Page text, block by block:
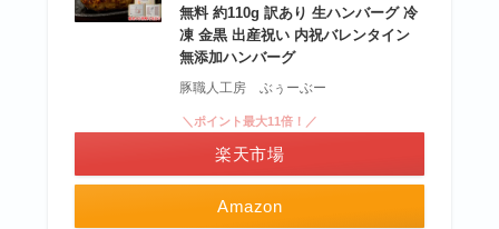
無料 約110g 訳あり 生ハンバーグ 冷
凍 金黒 出産祝い 内祝バレンタイン
無添加ハンバーグ
豚職人工房 ぶぅーぶー
Amazon
＼ポイント最大11倍！／
楽天市場